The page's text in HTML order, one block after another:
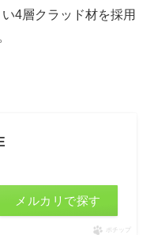
4層クラッド材を採用
メルカリで探す
ポチップ